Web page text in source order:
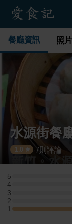
餐廳資訊 照片
水源街餐
1.0 ·7則評論
5
5 星：0 則評論
4
4 星：0 則評論
3
3 星：0 則評論
2
2 星：0 則評論
1
1 星：1 則評論